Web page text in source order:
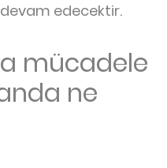
edecektir.
mücadele
ne